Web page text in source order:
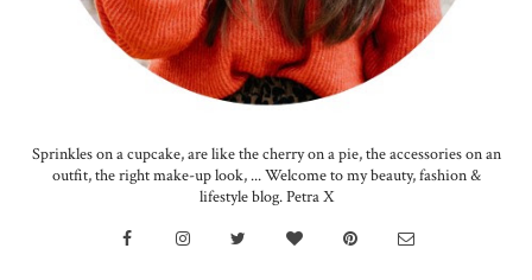
Sprinkles on a cupcake, are like the cherry on a pie, the accessories on an
outfit, the right make-up look, ... Welcome to my beauty, fashion &
lifestyle blog. Petra X